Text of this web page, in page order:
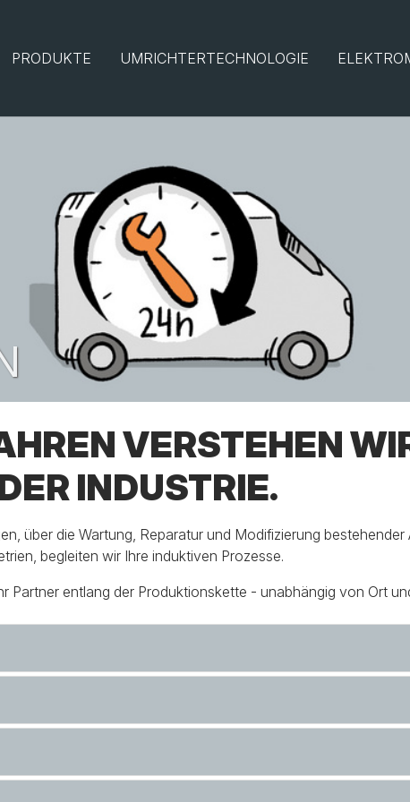
PRODUKTE UMRICHTERTECHNOLOGIE
VERSTEHEN
INDUSTRIE.
über die Wartung, Reparatur und Modifizierung
begleiten wir Ihre induktiven Prozesse.
Partner entlang der Produktionskette - unabhängig von Ort